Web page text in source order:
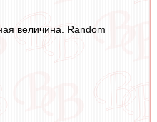
величина. Random